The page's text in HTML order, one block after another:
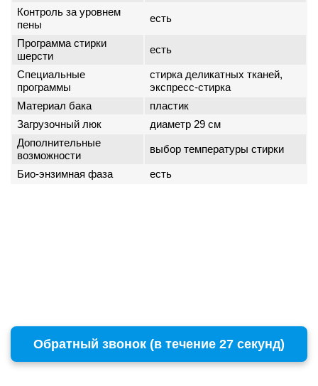
Контроль за уровнем
пены
есть
Программа стирки
шерсти
есть
Специальные
программы
стирка деликатных тканей,
экспресс-стирка
Материал бака
пластик
Загрузочный люк
диаметр 29 см
Дополнительные
возможности
выбор температуры стирки
Био-энзимная фаза есть
Обратный звонок (в течение 27 секунд)